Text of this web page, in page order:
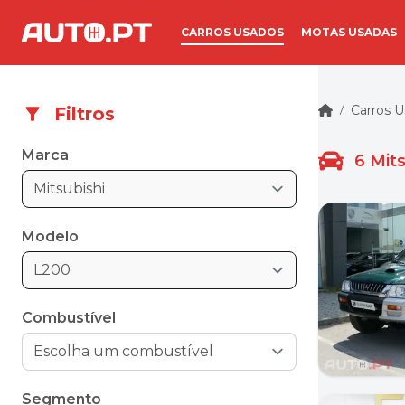
CARROS USADOS MOTAS USADAS
Filtros
Marca
Mitsubishi
Modelo
L200
Combustível
Segmento
/ Carros
6